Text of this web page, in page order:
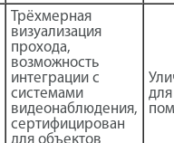
Трёхмерная
визуализация
прохода,
возможность
интеграции с
системами
видеонаблюдения,
сертифицирован
для